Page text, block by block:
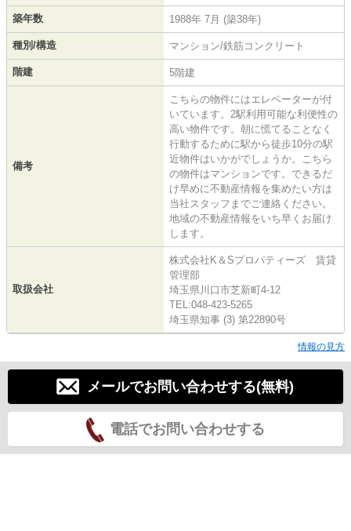
築年数 1988年 7月 (築38年)
種別/構造 マンション/鉄筋コンクリート
階建 5階建
備考
こちらの物件にはエレベーターが付
いています。2駅利用可能な利便性の
高い物件です。朝に慌てることなく
行動するために駅から徒歩10分の駅
近物件はいかがでしょうか。こちら
の物件はマンションです。できるだ
け早めに不動産情報を集めたい方は
当社スタッフまでご連絡ください。
地域の不動産情報をいち早くお届け
します。
取扱会社
株式会社K＆Sプロパティーズ 賃貸
管理部
埼玉県川口市芝新町4-12
TEL:048-423-5265
埼玉県知事 (3) 第22890号
情報の見方
メールでお問い合わせする(無料)
電話でお問い合わせする